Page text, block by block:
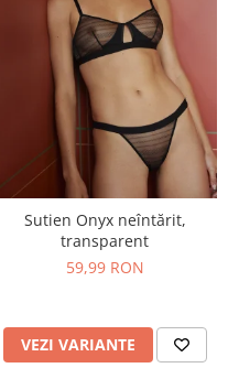
Sutien Onyx neîntărit,
transparent
59,99 RON
VEZI VARIANTE